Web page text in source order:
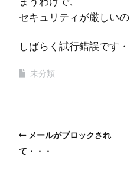
セキュリティが厳しい
しばらく試行錯誤です・
未分類
メールがブロックされ
て・・・